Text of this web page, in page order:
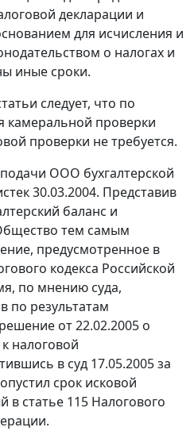
декларации и
для исчисления и
о налогах и
иные сроки.
следует, что по
камеральной проверки
проверки не требуется.
ООО бухгалтерской
30.03.2004. Представив
баланс и
тем самым
предусмотренное в
кодекса Российской
по мнению суда,
по результатам
от 22.02.2005 о
налоговой
в суд 17.05.2005 за
срок исковой
в статье 115 Налогового